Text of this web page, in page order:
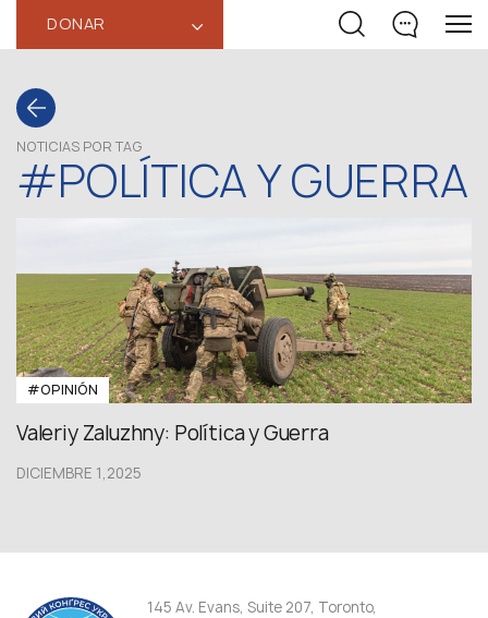
DONAR ‹
NOTICIAS POR TAG
#POLÍTICA Y GUERRA
#OPINIÓN
Valeriy Zaluzhny: Política y Guerra
DICIEMBRE 1,2025
145 Av. Evans, Suite 207, Toronto,